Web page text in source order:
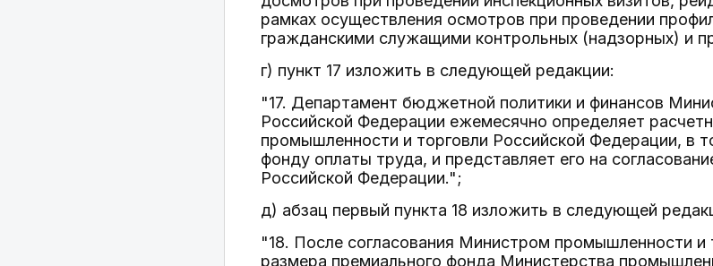
рамках осуществления осмотров при проведении
гражданскими служащими контрольных (надзорных) и
г) пункт 17 изложить в следующей редакции:
"17. Департамент бюджетной политики и финансов
Российской Федерации ежемесячно определяет
промышленности и торговли Российской Федерации, в
фонду оплаты труда, и представляет его на
Российской Федерации.";
д) абзац первый пункта 18 изложить в следующей
"18. После согласования Министром промышленности и
размера премиального фонда Министерства